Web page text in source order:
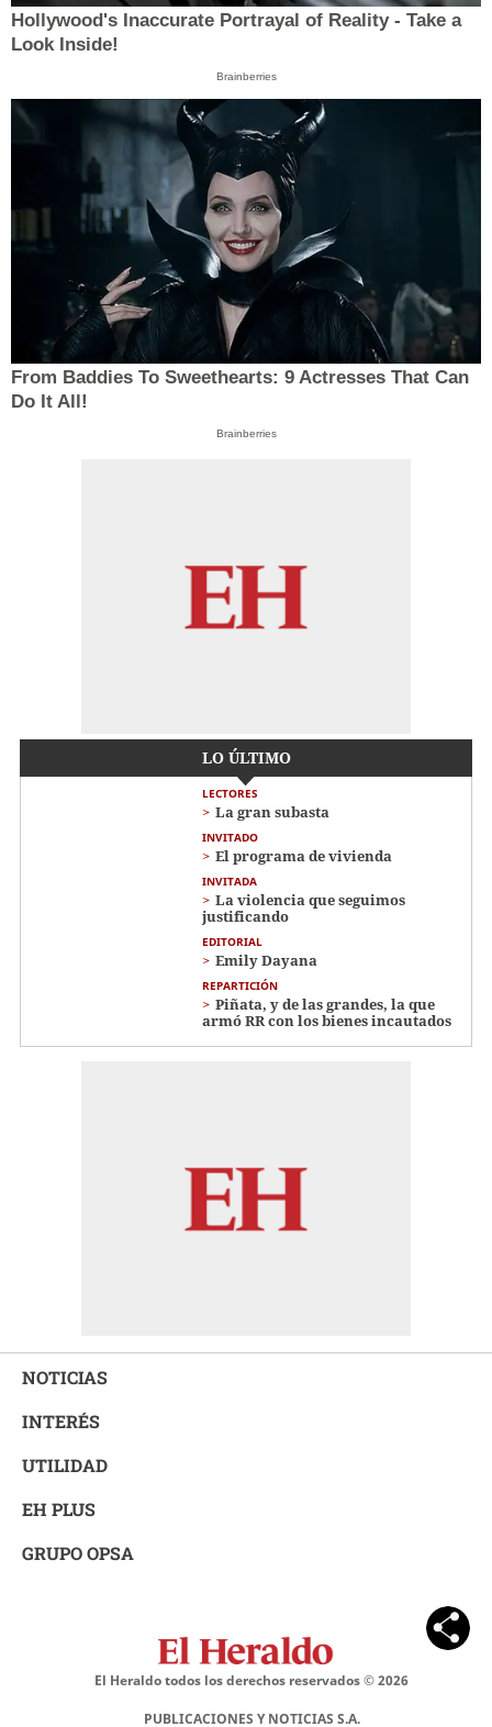
Hollywood's Inaccurate Portrayal of Reality - Take a
Look Inside!
Brainberries
From Baddies To Sweethearts: 9 Actresses That Can
Do It All!
Brainberries
LO ÚLTIMO
LECTORES
La gran subasta
INVITADO
El programa de vivienda
INVITADA
La violencia que seguimos
justificando
EDITORIAL
Emily Dayana
REPARTICIÓN
Piñata, y de las grandes, la que
armó RR con los bienes incautados
NOTICIAS
INTERÉS
UTILIDAD
EH PLUS
GRUPO OPSA
El Heraldo todos los derechos reservados ©2026
PUBLICACIONES Y NOTICIAS S.A.